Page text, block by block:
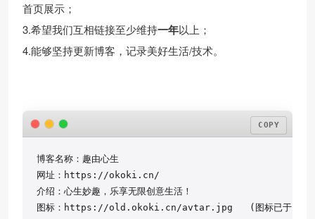
首页展示；
3.希望我们互相链接至少维持一年以上；
4.能够坚持更新博客，记录美好生活/技术。
COPY
博客名称：趣由心生
网址：https://okoki.cn/
介绍：心生妙趣，乐享无限创意生活！
图标：https://old.okoki.cn/avtar.jpg   (图标已于2026/